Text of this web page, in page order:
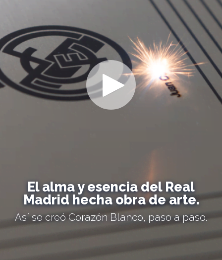
El alma y esencia del Real
Madrid hecha obra de arte.
Así se creó Corazón Blanco, paso a paso.